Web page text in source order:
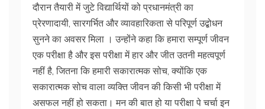
दौरान तैयारी में जुटे विद्यार्थियों को प्रधानमंत्री का
प्रेरणादायी, सारगर्भित और व्यावहारिकता से परिपूर्ण उद्बोधन
सुनने का अवसर मिला । उन्होंने कहा कि हमारा सम्पूर्ण जीवन
एक परीक्षा है और इस परीक्षा में हार और जीत उतनी महत्वपूर्ण
नहीं है, जितना कि हमारी सकारात्मक सोच, क्योंकि एक
सकारात्मक सोच वाला व्यक्ति जीवन की किसी भी परीक्षा में
असफल नहीं हो सकता। मन की बात हो या परीक्षा पे चर्चा इन